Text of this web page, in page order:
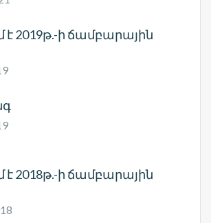
է 2019թ.-ի ճամբարային
է 2018թ.-ի ճամբարային